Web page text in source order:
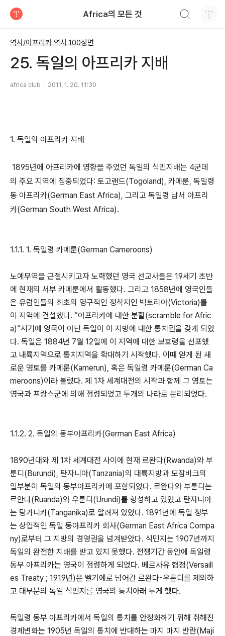
Africa의 모든 것
역사/아프리카 역사 100장면
25. 독일의 아프리카 지배
africa club 2011. 1. 20. 11:30
1. 독일의 아프리카 지배
1895년에 아프리카에 영향을 주었던 독일의 식민지배는 4군데
의 주요 지역에 집중되었다: 토고랜드(Togoland), 카메룬, 독일령
동 아프리카(German East Africa), 그리고 독일령 남서 아프리
카(German South West Africa).
1.1.1. 1. 독일령 카메룬(German Cameroons)
노예무역을 근절시키고자 노력했던 영국 선교사들은 19세기 초반
에 현재의 서부 카메룬에서 활동했다. 그리고 1858년에 영국인들
은 유럽인들의 최초의 영구적인 정착지인 빅토리아(Victoria)를
이 지역에 건설했다. “아프리카에 대한 분할(scramble for Afric
a)”시기에 영국이 아닌 독일이 이 지방에 대한 통치권을 갖게 되었
다. 독일은 1884년 7월 12일에 이 지역에 대한 보호령을 선포했
고 내륙지역으로 통치지역을 확대하기 시작했다. 이때 얻게 된 새
로운 영토를 카메룬(Kamerun), 혹은 독일령 카메룬(German Ca
meroons)이라 불렸다. 제 1차 세계대전의 시작과 함께 그 영토는
영국과 프랑스군에 의해 점령되었고 두개의 나라로 분리되었다.
1.1.2. 2. 독일의 동부아프리카(German East Africa)
1890년대와 제 1차 세계대전 사이에 현재 르완다(Rwanda)와 부
룬디(Burundi), 탄자니아(Tanzania)의 대륙지방과 모잠비크의
일부분이 독일의 동부아프리카에 포함되었다. 르완다와 부룬디는
르안다(Ruanda)와 우룬디(Urundi)를 형성하고 있었고 탄자니아
는 탕가니카(Tanganika)로 알려져 있었다. 1891년에 독일 정부
는 상업적인 독일 동아프리카 회사(German East Africa Compa
ny)로부터 그 지방의 경영권을 넘겨받았다. 식민지는 1907년까지
독일의 완전한 지배를 받고 있지 못했다. 전쟁기간 동안에 독일령
동부 아프리카는 영국이 점령하게 되었다. 베르사유 협정(Versaill
es Treaty ; 1919년)은 벨기에로 넘어간 르완다-우룬디를 제외하
고 대부분의 독일 식민지를 영국의 통치아래 두게 했다.
독일령 동부 아프리카에서 독일의 통치를 안정화하기 위해 취해진
경제변화는 1905년 독일의 통치에 반대하는 마지 마지 반란(Maji